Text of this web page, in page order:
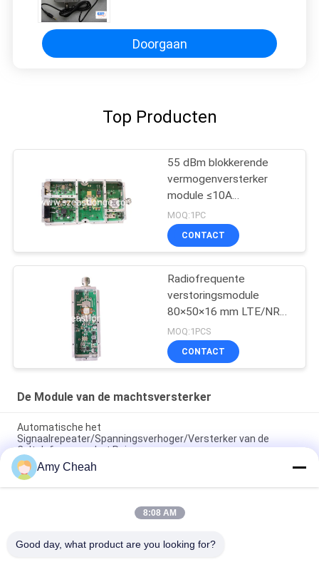
Doorgaan
Top Producten
55 dBm blokkerende
vermogenversterker
module ≤10A
werkstroom
MOQ:1PC
CONTACT
Radiofrequente
verstoringsmodule
80×50×16 mm LTE/NR
frequentie
MOQ:1PCS
CONTACT
De Module van de machtsversterker
Automatische het
Signaalrepeater/Spanningsverhoger/Versterker van de
Celtelefoon voor het Reizen
Mini Portable Cell Phone Signal-Repeater 3G
Signaalspanningsverhoger/Repeater/Versterker est-GSM990
Amy Cheah
8:08 AM
Good day, what product are you looking for?